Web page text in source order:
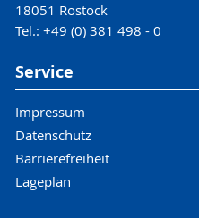
18051 Rostock
Tel.: +49 (0) 381 498 - 0
Service
Impressum
Datenschutz
Barrierefreiheit
Lageplan